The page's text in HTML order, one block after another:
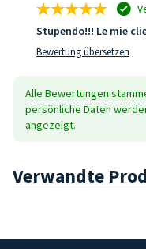
Stupendo!!! Le mie
Bewertung übersetzen
Alle Bewertungen
persönliche Daten
angezeigt.
Verwandte